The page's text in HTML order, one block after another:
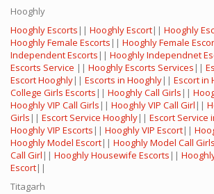
Hooghly
Hooghly Escorts || Hooghly Escort|| Hooghly
Hooghly Female Escorts || Hooghly Female
Independent Escorts || Hooghly Independnet
Escorts Service || Hooghly Escorts Services ||
Escort Hooghly|| Escorts in Hooghly|| Escort in
College Girls Escorts || Hooghly Call Girls ||
Hooghly VIP Call Girls || Hooghly VIP Call Girl ||
Girls || Escort Service Hooghly|| Escort Service
Hooghly VIP Escorts || Hooghly VIP Escort||
Hooghly Model Escort|| Hooghly Model Call Girls
Call Girl || Hooghly Housewife Escorts ||
Escort||
Titagarh